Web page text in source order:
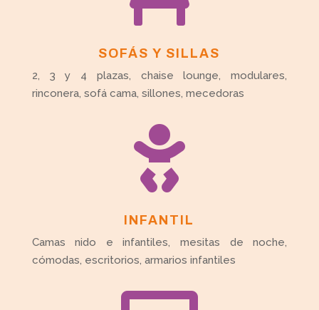
SOFÁS Y SILLAS
2, 3 y 4 plazas, chaise lounge, modulares,
rinconera, sofá cama, sillones, mecedoras

INFANTIL
Camas nido e infantiles, mesitas de noche,
cómodas, escritorios, armarios infantiles